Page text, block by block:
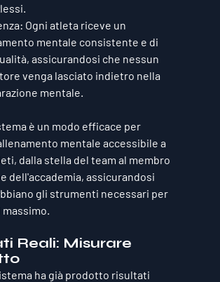
Ogni atleta riceve un
mentale consistente e di
assicurandosi che nessun
venga lasciato indietro nella
mentale.
è un modo efficace per
mentale accessibile a
dalla stella del team al membro
dell'accademia, assicurandosi
gli strumenti necessari per
Reali: Misurare
ha già prodotto risultati